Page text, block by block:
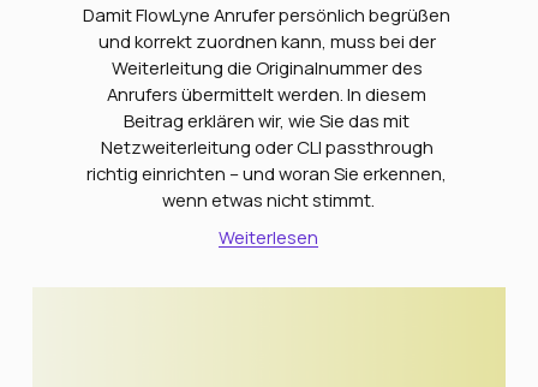
Damit FlowLyne Anrufer persönlich begrüßen
und korrekt zuordnen kann, muss bei der
Weiterleitung die Originalnummer des
Anrufers übermittelt werden. In diesem
Beitrag erklären wir, wie Sie das mit
Netzweiterleitung oder CLI passthrough
richtig einrichten – und woran Sie erkennen,
wenn etwas nicht stimmt.
Weiterlesen